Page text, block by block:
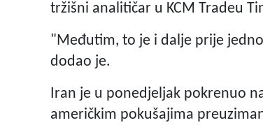
tržišni analitičar u KCM Tradeu
"Međutim, to je i dalje prije
dodao je.
Iran je u ponedjeljak pokrenuo
američkim pokušajima